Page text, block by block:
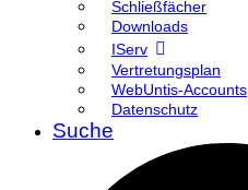
Schließfächer
Downloads
IServ
Vertretungsplan
WebUntis-Accounts
Datenschutz
Suche